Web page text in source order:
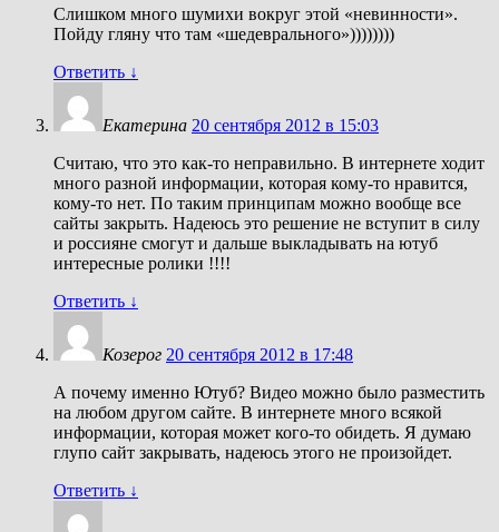
Слишком много шумихи вокруг этой «невинности».
Пойду гляну что там «шедеврального»))))))))
Ответить ↓
Екатерина 20 сентября 2012 в 15:03
Считаю, что это как-то неправильно. В интернете ходит
много разной информации, которая кому-то нравится,
кому-то нет. По таким принципам можно вообще все
сайты закрыть. Надеюсь это решение не вступит в силу
и россияне смогут и дальше выкладывать на ютуб
интересные ролики !!!!
Ответить ↓
Козерог 20 сентября 2012 в 17:48
А почему именно Ютуб? Видео можно было разместить
на любом другом сайте. В интернете много всякой
информации, которая может кого-то обидеть. Я думаю
глупо сайт закрывать, надеюсь этого не произойдет.
Ответить ↓